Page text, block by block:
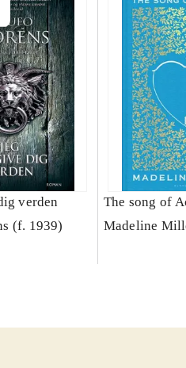
verden
(f. 1939)
The song of
Madeline